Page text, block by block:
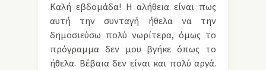
Καλή εβδομάδα! Η αλήθεια είναι πως
αυτή την συνταγή ήθελα να την
δημοσιεύσω πολύ νωρίτερα, όμως το
πρόγραμμα δεν μου βγήκε όπως το
ήθελα. Βέβαια δεν είναι και πολύ αργά.